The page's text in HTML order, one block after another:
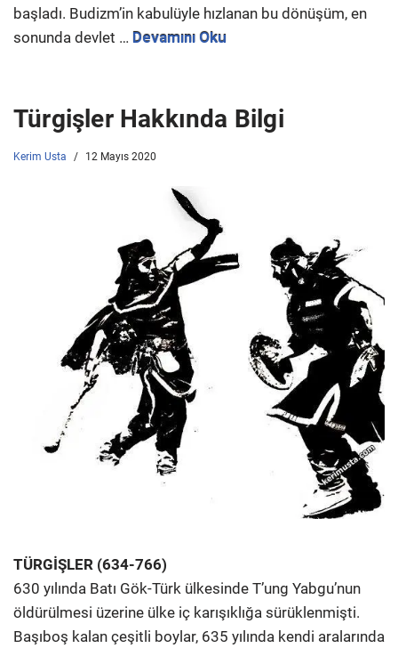
başladı. Budizm’in kabulüyle hızlanan bu dönüşüm, en
sonunda devlet … Devamını Oku
Türgişler Hakkında Bilgi
Kerim Usta 12 Mayıs 2020
TÜRGİŞLER (634-766)
630 yılında Batı Gök-Türk ülkesinde T’ung Yabgu’nun
öldürülmesi üzerine ülke iç karışıklığa sürüklenmişti.
Başıboş kalan çeşitli boylar, 635 yılında kendi aralarında